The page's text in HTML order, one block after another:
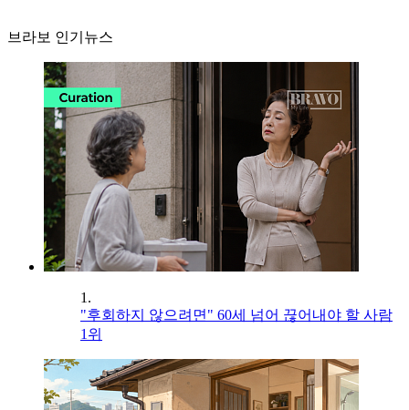
브라보 인기뉴스
1.
"후회하지 않으려면" 60세 넘어 끊어내야 할 사람
1위